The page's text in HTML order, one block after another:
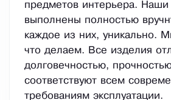
предметов интерьера. Наши
выполнены полностью
каждое из них, уникально.
что делаем. Все изделия
долговечностью,
соответствуют всем
требованиям эксплуатации.